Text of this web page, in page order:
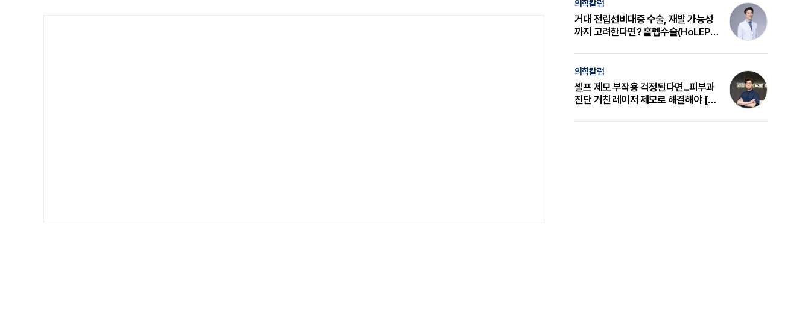
의학칼럼
거대 전립선비대증 수술, 재발 가능성
까지 고려한다면? 홀렙수술(HoLEP)
의학칼럼
셀프 제모 부작용 걱정된다면...피부과
진단 거친 레이저 제모로 해결해야 [변